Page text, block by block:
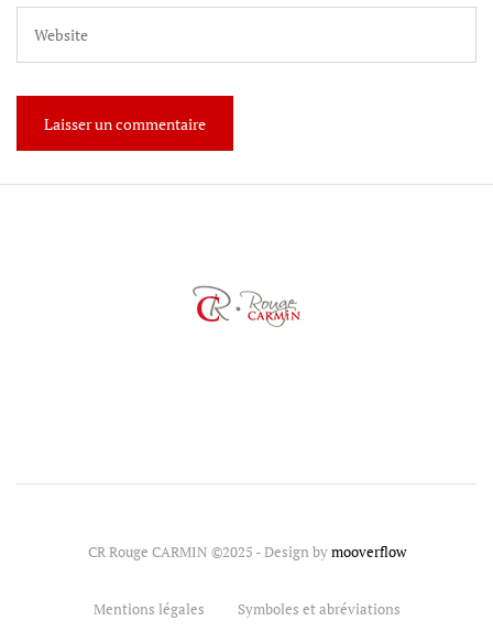
CR Rouge CARMIN ©2025 - Design bymooverflow
Mentions légales Symboles et abréviations